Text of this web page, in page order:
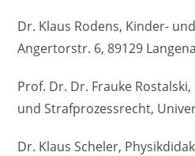
Dr. Klaus Rodens, Kinder-
Angertorstr. 6, 89129
Prof. Dr. Dr. Frauke
und Strafprozessrecht,
Dr. Klaus Scheler,